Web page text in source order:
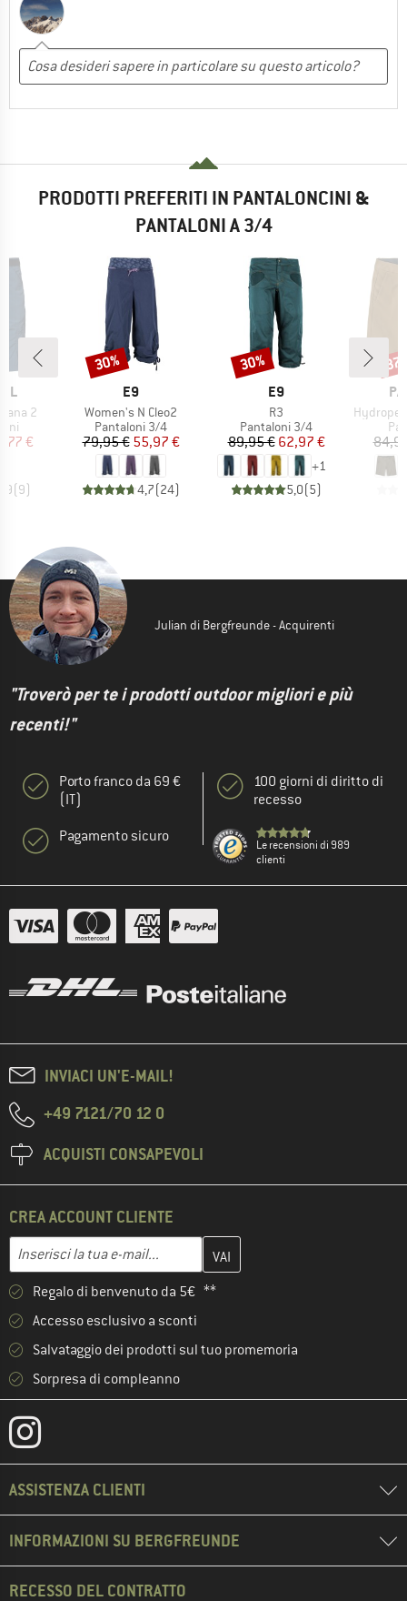
PRODOTTI PREFERITI IN PANTALONCINI &
PANTALONI A 3/4
2
prodotti
ridotto
€
(9)
MARCHIO
E9
Articolo
Women's N Cleo2
Gruppo di prodotti
Pantaloni 3/4
Prezzo
79,95 €Prezzo ridotto
55,97 €
4,7(24)
Sconto
30%
MARCHIO
E9
Articolo
R3
Gruppo di prodotti
Pantaloni 3/4
Prezzo
89,95 €Prezzo ridotto
62,97 €
+1
5,0(5)
Sconto
30%
Articolo
Hydropeak
Julian di Bergfreunde - Acquirenti
"Troverò per te i prodotti outdoor migliori e più
recenti!"
Porto franco da 69 €
(IT)
Pagamento sicuro
100 giorni di diritto di
recesso
Le recensioni di 989
clienti
INVIACI UN'E-MAIL!
+49 7121/70 12 0
ACQUISTI CONSAPEVOLI
CREA ACCOUNT CLIENTE
Indirizzo e-mail
Inserisci qui il tuo indirizzo e-mail e crea il tuo account cliente
Regalo di benvenuto da 5€ **
Accesso esclusivo a sconti
Salvataggio dei prodotti sul tuo promemoria
Sorpresa di compleanno
ASSISTENZA CLIENTI
INFORMAZIONI SU BERGFREUNDE
RECESSO DEL CONTRATTO